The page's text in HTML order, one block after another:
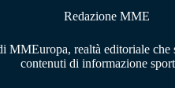
Redazione MME
MMEuropa, realtà editoriale
contenuti di informazione